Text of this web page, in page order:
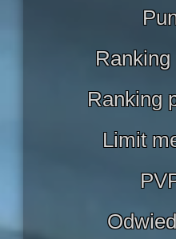
Ranking
Limit